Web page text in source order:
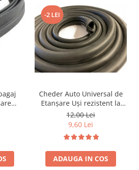
-
-2 LEI
Cheder Auto Universal de
Etanșare Uși rezistent la
intemperii, raze UV,
îmbătrânire și temperaturi
extreme
12,00 Lei
9,60 Lei
ADAUGA IN COS